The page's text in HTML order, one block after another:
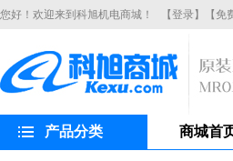
您好！欢迎来到科旭机电商城！ 【登录】 【免
产品分类 商城首